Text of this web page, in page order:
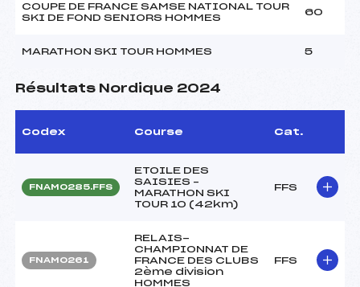
COUPE DE FRANCE SAMSE NATIONAL TOUR
SKI DE FOND SENIORS HOMMES
60
MARATHON SKI TOUR HOMMES 5
Résultats Nordique 2024
Codex Course Cat.
FNAM0285.FFS
ETOILE DES
SAISIES –
MARATHON SKI
TOUR 10 (42km)
FFS
FNAM0261
RELAIS-
CHAMPIONNAT DE
FRANCE DES CLUBS
2ème division
HOMMES
FFS